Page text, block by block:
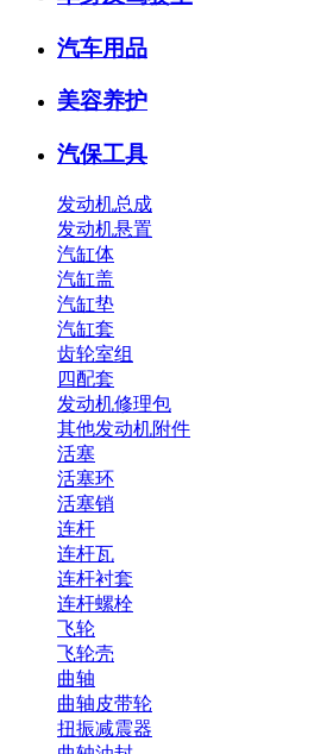
汽车用品
美容养护
汽保工具
发动机总成
发动机悬置
汽缸体
汽缸盖
汽缸垫
汽缸套
齿轮室组
四配套
发动机修理包
其他发动机附件
活塞
活塞环
活塞销
连杆
连杆瓦
连杆衬套
连杆螺栓
飞轮
飞轮壳
曲轴
曲轴皮带轮
扭振减震器